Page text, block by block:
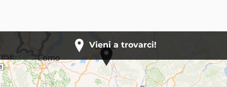
Vieni a trovarci!